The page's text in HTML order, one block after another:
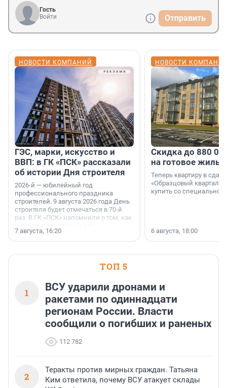
Гость
Войти
Отправить
НОВОСТИ КОМПАНИЙ
ГЭС, марки, искусство и
ВВП: в ГК «ПСК» рассказали
об истории Дня строителя
2026-й — юбилейный год
профессионального праздника
строителей. 9 августа 2026 года День
строителя будет отмечаться в 70-й
раз. В ГК «ПСК» напомнили о том, как
поменялась роль строительства.
7 августа, 16:20
НОВОСТИ
Скидка до 880
на готовое
Теперь квартиру в
«Образцовый квартал
купить со специальной
6 августа, 18:00
ТОП 5
1
ВСУ ударили дронами и
ракетами по одиннадцати
регионам России. Власти
сообщили о погибших и раненых
112 782
2
Теракты против мирных граждан. Татьяна
Ким ответила, почему ВСУ атакует склады